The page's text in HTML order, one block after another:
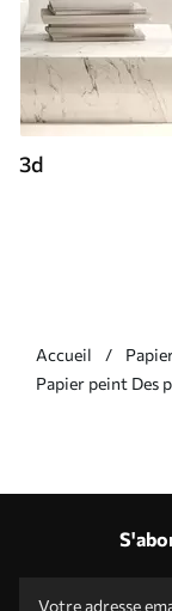
3d
Accueil
Papier peint Des